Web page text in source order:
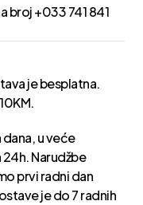
broj +033 741 841
je besplatna.
u veće
Narudžbe
prvi radni dan
je do 7 radnih